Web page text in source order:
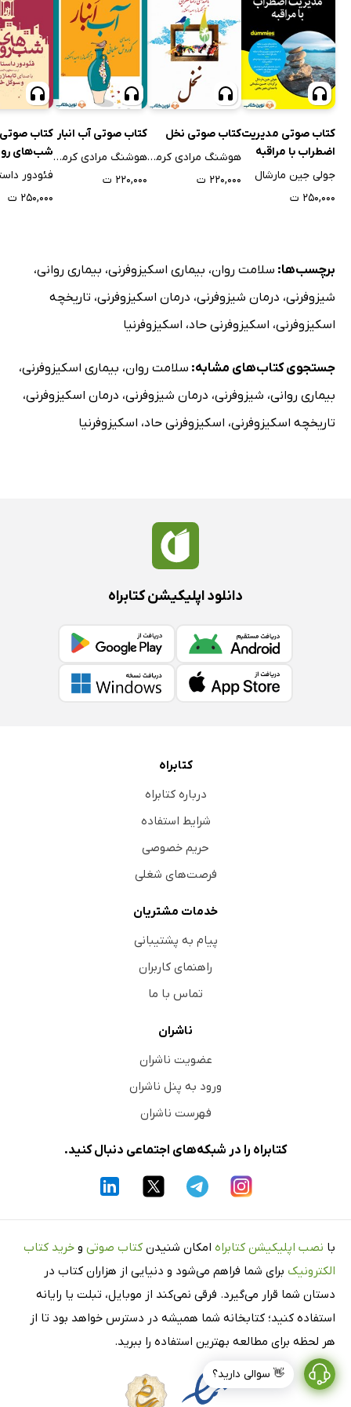
کتاب صوتی مدیریت
اضطراب با مراقبه
جولی جین مارشال
۲۵۰,۰۰۰ ت
کتاب صوتی نخل
هوشنگ مرادی کرمانی
۲۲۰,۰۰۰ ت
کتاب صوتی آب انبار
هوشنگ مرادی کرمانی
۲۲۰,۰۰۰ ت
کتاب صوتی
شب‌های
۲۵۰,۰۰۰ ت
برچسب‌ها: سلامت روان، بیماری اسکیزوفرنی، بیماری روانی،
شیزوفرنی، درمان شیزوفرنی، درمان اسکیزوفرنی، تاریخچه
اسکیزوفرنی، اسکیزوفرنی حاد، اسکیزوفرنیا
جستجوی کتاب‌های مشابه: سلامت روان، بیماری اسکیزوفرنی،
بیماری روانی، شیزوفرنی، درمان شیزوفرنی، درمان اسکیزوفرنی،
تاریخچه اسکیزوفرنی، اسکیزوفرنی حاد، اسکیزوفرنیا
👋 سوالی دارید؟
دانلود اپلیکیشن کتابراه
کتابراه
درباره کتابراه
شرایط استفاده
حریم خصوصی
فرصت‌های شغلی
خدمات مشتریان
پیام به پشتیبانی
راهنمای کاربران
تماس با ما
ناشران
عضویت ناشران
ورود به پنل ناشران
فهرست ناشران
کتابراه را در شبکه‌های اجتماعی دنبال کنید.
با نصب اپلیکیشن کتابراه امکان شنیدن کتاب صوتی و خرید کتاب
الکترونیک برای شما فراهم می‌شود و دنیایی از هزاران کتاب در
دستان شما قرار می‌گیرد. فرقی نمی‌کند از موبایل، تبلت یا رایانه
استفاده کنید؛ کتابخانه شما همیشه در دسترس خواهد بود تا از
هر لحظه برای مطالعه بهترین استفاده را ببرید.